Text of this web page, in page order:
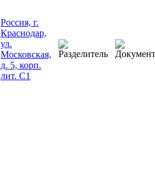
Россия, г.
Краснодар,
ул.
Московская,
д. 5, корп.
лит. С1